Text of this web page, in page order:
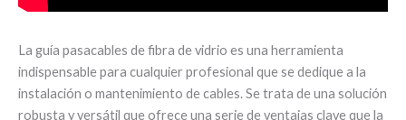
La guía pasacables de fibra de vidrio es una herramienta
indispensable para cualquier profesional que se dedique a la
instalación o mantenimiento de cables. Se trata de una solución
robusta y versátil que ofrece una serie de ventajas clave que la